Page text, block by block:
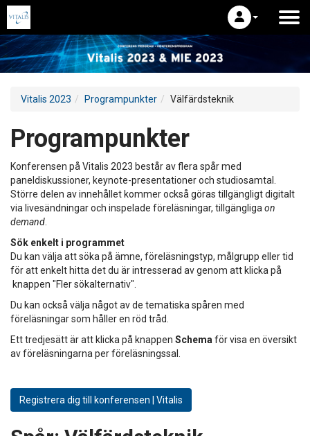
Vitalis 2023 Programpunkter Välfärdsteknik
Programpunkter
Konferensen på Vitalis 2023 består av flera spår med
paneldiskussioner, keynote-presentationer och studiosamtal.
Större delen av innehållet kommer också göras tillgängligt digitalt
via livesändningar och inspelade föreläsningar, tillgängliga on
demand
Sök enkelt i programmet
Du kan välja att söka på ämne, föreläsningstyp, målgrupp eller tid
för att enkelt hitta det du är intresserad av genom att klicka på
knappen "Fler sökalternativ".
Du kan också välja något av de tematiska spåren med
föreläsningar som håller en röd tråd.
Ett tredjesätt är att klicka på knappen Schema för visa en översikt
av föreläsningarna per föreläsningssal.
Registrera dig till konferensen | Vitalis